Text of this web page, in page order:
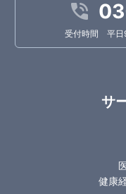
受付時間 平日
サ
健康